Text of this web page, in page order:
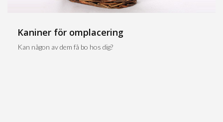
Kaniner för omplacering
Kan någon av dem få bo hos dig?